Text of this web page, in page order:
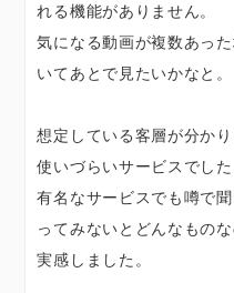
れる機能がありません。
気になる動画が複数あっ
いてあとで見たいかなと。
想定している客層が分か
使いづらいサービスでした
有名なサービスでも噂で
ってみないとどんなもの
実感しました。